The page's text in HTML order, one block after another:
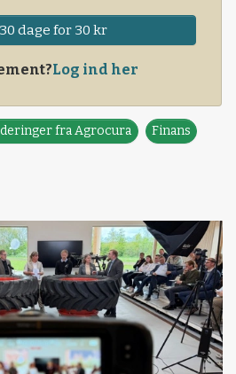
dage for 30 kr
Log ind her
fra Agrocura Finans